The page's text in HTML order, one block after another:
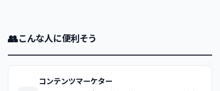
👥こんな人に便利そう
コンテンツマーケター